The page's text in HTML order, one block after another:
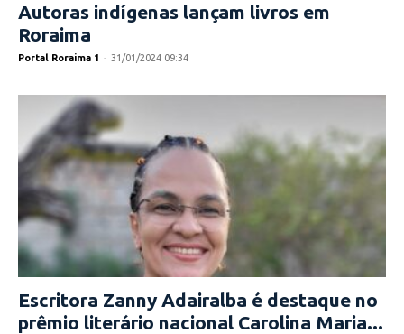
Autoras indígenas lançam livros em
Roraima
Portal Roraima 1 - 31/01/2024 09:34
Escritora Zanny Adairalba é destaque no
prêmio literário nacional Carolina Maria...